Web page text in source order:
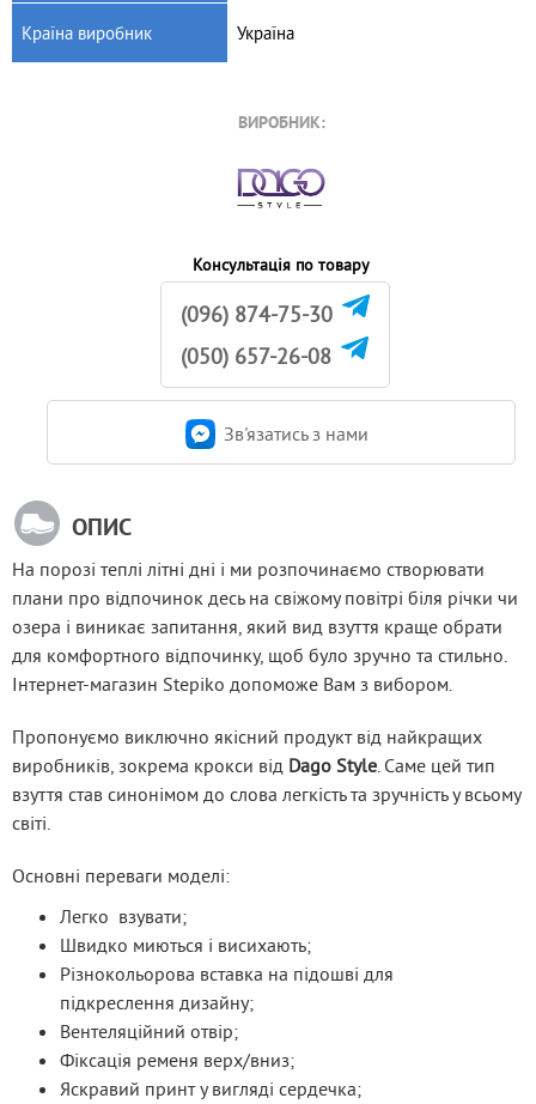
Країна виробник Україна
ВИРОБНИК:
Консультація по товару
(096) 874-75-30
(050) 657-26-08
Зв'язатись з нами
ОПИС
На порозі теплі літні дні і ми розпочинаємо створювати
плани про відпочинок десь на свіжому повітрі біля річки чи
озера і виникає запитання, який вид взуття краще обрати
для комфортного відпочинку, щоб було зручно та стильно.
Інтернет-магазин Stepiko допоможе Вам з вибором.
Пропонуємо виключно якісний продукт від найкращих
виробників, зокрема крокси від Dago Style. Саме цей тип
взуття став синонімом до слова легкість та зручність у всьому
світі.
Основні переваги моделі:
Легко взувати;
Швидко миються і висихають;
Різнокольорова вставка на підошві для
підкреслення дизайну;
Вентеляційний отвір;
Фіксація ременя верх/вниз;
Яскравий принт у вигляді сердечка;